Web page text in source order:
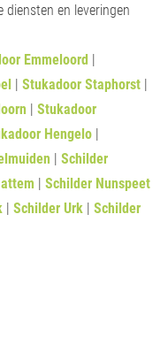
en leveringen
Emmeloord |
| Stukadoor Staphorst |
| Stukadoor
Hengelo |
| Schilder
| Schilder Nunspeet
| Schilder Urk | Schilder